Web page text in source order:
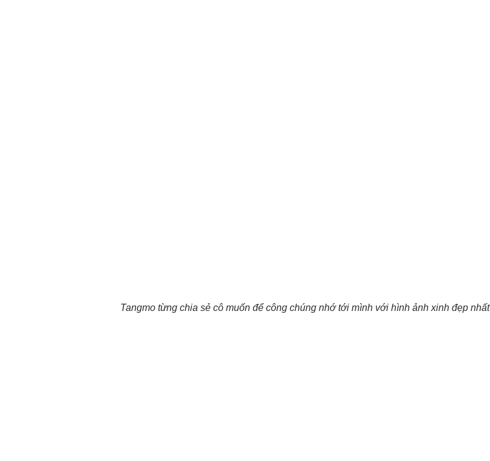
Tangmo từng chia sẻ cô muốn để công chúng nhớ tới mình với hình ảnh xinh đẹp nhất